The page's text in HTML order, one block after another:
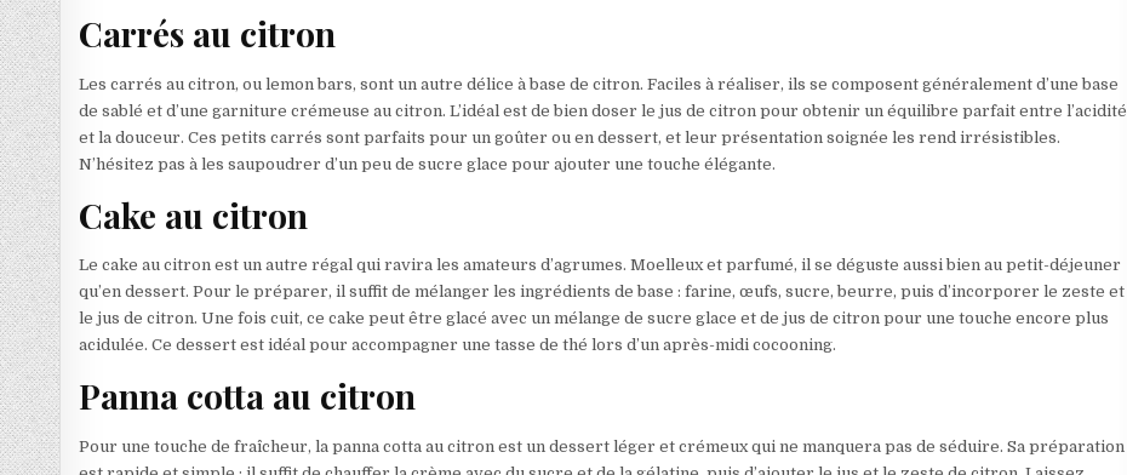
Carrés au citron
Les carrés au citron, ou lemon bars, sont un autre délice à base de citron. Faciles à réaliser, ils se composent généralement d’une base
de sablé et d’une garniture crémeuse au citron. L’idéal est de bien doser le jus de citron pour obtenir un équilibre parfait entre l’acidité
et la douceur. Ces petits carrés sont parfaits pour un goûter ou en dessert, et leur présentation soignée les rend irrésistibles.
N’hésitez pas à les saupoudrer d’un peu de sucre glace pour ajouter une touche élégante.
Cake au citron
Le cake au citron est un autre régal qui ravira les amateurs d’agrumes. Moelleux et parfumé, il se déguste aussi bien au petit-déjeuner
qu’en dessert. Pour le préparer, il suffit de mélanger les ingrédients de base : farine, œufs, sucre, beurre, puis d’incorporer le zeste et
le jus de citron. Une fois cuit, ce cake peut être glacé avec un mélange de sucre glace et de jus de citron pour une touche encore plus
acidulée. Ce dessert est idéal pour accompagner une tasse de thé lors d’un après-midi cocooning.
Panna cotta au citron
Pour une touche de fraîcheur, la panna cotta au citron est un dessert léger et crémeux qui ne manquera pas de séduire. Sa préparation